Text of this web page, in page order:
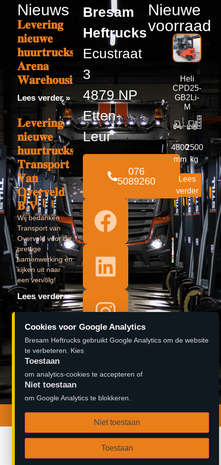
Nieuws
𝐋𝐞𝐯𝐞𝐫𝐢𝐧𝐠
𝐧𝐢𝐞𝐮𝐰𝐞
𝐡𝐮𝐮𝐫𝐭𝐫𝐮𝐜𝐤𝐬
𝐀𝐫𝐞𝐧𝐚
𝐖𝐚𝐫𝐞𝐡𝐨𝐮𝐬𝐢𝐧𝐠
Lees verder »
𝐋𝐞𝐯𝐞𝐫𝐢𝐧𝐠
𝐧𝐢𝐞𝐮𝐰𝐞
𝐡𝐮𝐮𝐫𝐭𝐫𝐮𝐜𝐤𝐬
𝐓𝐫𝐚𝐧𝐬𝐩𝐨𝐫𝐭
𝐕𝐚𝐧
𝐎𝐯𝐞𝐫𝐯𝐞𝐥𝐝
𝐁.𝐕.
Wij bedanken
Transport van
Overveld voor de
prettige
samenwerking en
kijken uit naar
een vervolg!
Lees verder »
𝐎𝐩𝐞𝐧𝐢𝐧𝐠
pand 𝐁𝐫𝐞𝐬𝐚𝐦
𝐇𝐞𝐟𝐭𝐫𝐮𝐜𝐤𝐬
#aftermovie
Lees verder »
Bresam
Heftrucks
Ecustraat
3
4879 NP
Etten-
Leur
076
5089260
Nieuwe
voorraad
Heli
CPD25-
GB2Li-
M
4800
mm
2500
kg
Lees
verder
Cookies voor Google Analytics
Bresam Heftrucks gebruikt Google Analytics om de website
te verbeteren. Kies
Toestaan
om analytics-cookies te accepteren of
Niet toestaan
om Google Analytics te blokkeren.
Niet toestaan
Toestaan